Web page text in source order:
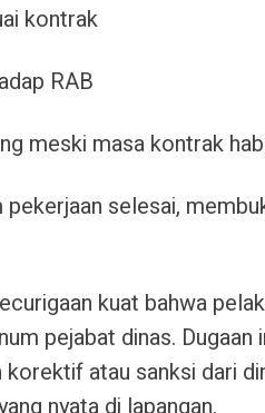
kontrak
RAB
meski masa kontrak
selesai,
kuat bahwa
pejabat dinas. Dugaan
atau sanksi dari